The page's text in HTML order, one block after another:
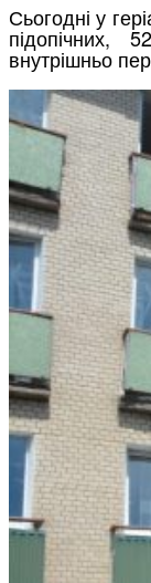
Сьогодні у
внутрішньо